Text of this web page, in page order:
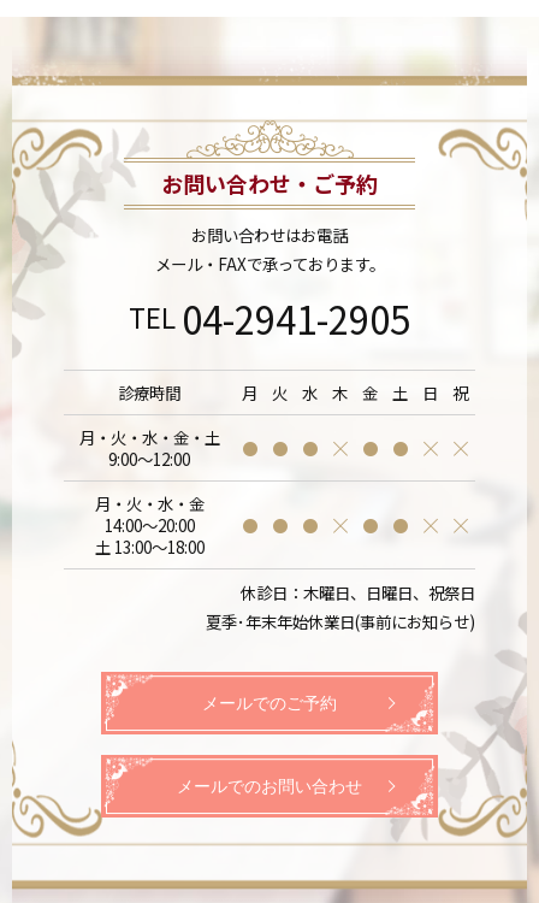
お問い合わせ・ご予約
お問い合わせはお電話
メール・FAXで承っております。
TEL 04-2941-2905
診療時間 月 火 水 木 金 土 日
祝
月・火・水・金・土
9:00～12:00
月・火・水・金
14:00～20:00
土 13:00～18:00
休診日：木曜日、日曜日、祝祭日
夏季･年末年始休業日(事前にお知らせ)
メールでのご予約
メールでのお問い合わせ